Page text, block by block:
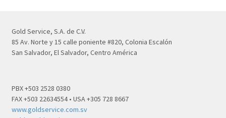
Gold Service, S.A. de C.V.
85 Av. Norte y 15 calle poniente #820, Colonia Escalón
San Salvador, El Salvador, Centro América
PBX +503 2528 0380
FAX +503 22634554 • USA +305 728 8667
www.goldservice.com.sv